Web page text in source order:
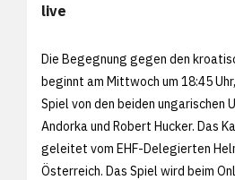
live
Die Begegnung gegen den
beginnt am Mittwoch um 18:45
Spiel von den beiden ungarischen
Andorka und Robert Hucker. Das
geleitet vom EHF-Delegierten
Österreich. Das Spiel wird beim